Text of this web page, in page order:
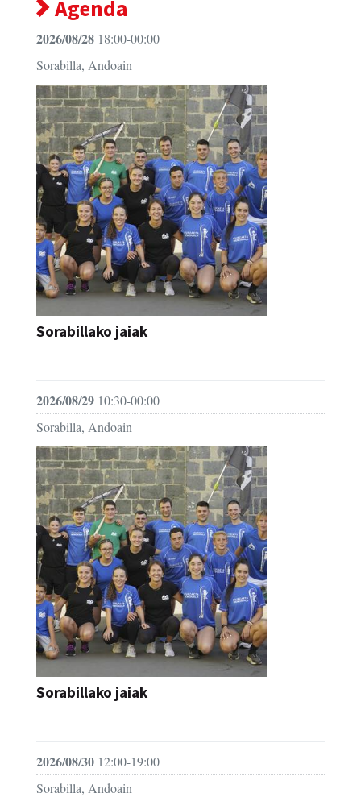
Agenda
2026/08/28 18:00-00:00
Sorabilla, Andoain
Sorabillako jaiak
2026/08/29 10:30-00:00
Sorabilla, Andoain
Sorabillako jaiak
2026/08/30 12:00-19:00
Sorabilla, Andoain